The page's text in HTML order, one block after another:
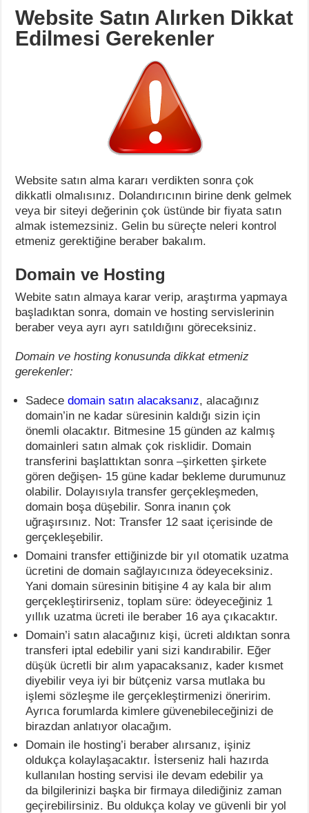
Website Satın Alırken Dikkat
Edilmesi Gerekenler
Website satın alma kararı verdikten sonra çok
dikkatli olmalısınız. Dolandırıcının birine denk gelmek
veya bir siteyi değerinin çok üstünde bir fiyata satın
almak istemezsiniz. Gelin bu süreçte neleri kontrol
etmeniz gerektiğine beraber bakalım.
Domain ve Hosting
Webite satın almaya karar verip, araştırma yapmaya
başladıktan sonra, domain ve hosting servislerinin
beraber veya ayrı ayrı satıldığını göreceksiniz.
Domain ve hosting konusunda dikkat etmeniz
gerekenler:
Sadecedomain satın alacaksanız, alacağınız
domain’in ne kadar süresinin kaldığı sizin için
önemli olacaktır. Bitmesine 15 günden az kalmış
domainleri satın almak çok risklidir. Domain
transferini başlattıktan sonra –şirketten şirkete
gören değişen- 15 güne kadar bekleme durumunuz
olabilir. Dolayısıyla transfer gerçekleşmeden,
domain boşa düşebilir. Sonra inanın çok
uğraşırsınız. Not: Transfer 12 saat içerisinde de
gerçekleşebilir.
Domaini transfer ettiğinizde bir yıl otomatik uzatma
ücretini de domain sağlayıcınıza ödeyeceksiniz.
Yani domain süresinin bitişine 4 ay kala bir alım
gerçekleştirirseniz, toplam süre: ödeyeceğiniz 1
yıllık uzatma ücreti ile beraber 16 aya çıkacaktır.
Domain’i satın alacağınız kişi, ücreti aldıktan sonra
transferi iptal edebilir yani sizi kandırabilir. Eğer
düşük ücretli bir alım yapacaksanız, kader kısmet
diyebilir veya iyi bir bütçeniz varsa mutlaka bu
işlemi sözleşme ile gerçekleştirmenizi öneririm.
Ayrıca forumlarda kimlere güvenebileceğinizi de
birazdan anlatıyor olacağım.
Domain ile hosting’i beraber alırsanız, işiniz
oldukça kolaylaşacaktır. İsterseniz hali hazırda
kullanılan hosting servisi ile devam edebilir ya
da bilgilerinizi başka bir firmaya dilediğiniz zaman
geçirebilirsiniz. Bu oldukça kolay ve güvenli bir yol